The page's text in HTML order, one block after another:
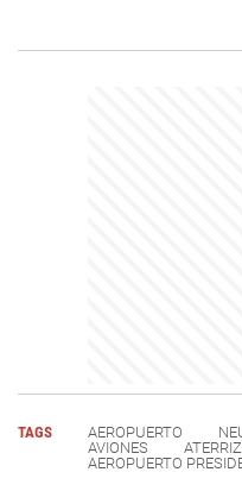
TAGS AEROPUERTO
AVIONES
AEROPUERTO